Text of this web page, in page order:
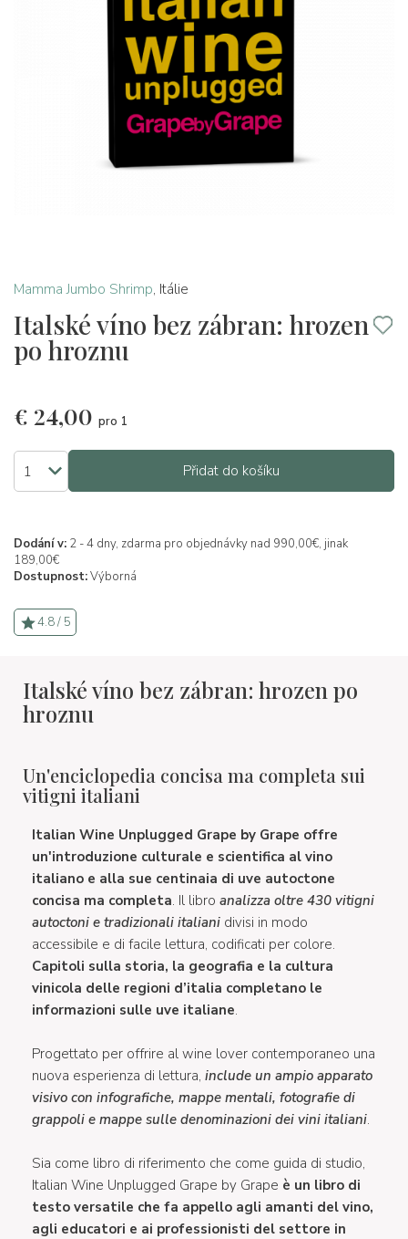
Mamma Jumbo Shrimp, Itálie
Italské víno bez zábran: hrozen
po hroznu
€ 24,00 pro 1
Přidat do košíku
Dodání v: 2 - 4 dny, zdarma pro objednávky nad 990,00€, jinak
189,00€
Dostupnost:Výborná
4.8 / 5
Italské víno bez zábran: hrozen po
hroznu
Un'enciclopedia concisa ma completa sui
vitigni italiani
Italian Wine Unplugged Grape by Grape offre
un'introduzione culturale e scientifica al vino
italiano e alla sue centinaia di uve autoctone
concisa ma completa. Il libro analizza oltre 430 vitigni
autoctoni e tradizionali italiani divisi in modo
accessibile e di facile lettura, codificati per colore.
Capitoli sulla storia, la geografia e la cultura
vinicola delle regioni d’italia completano le
informazioni sulle uve italiane.
Progettato per offrire al wine lover contemporaneo una
nuova esperienza di lettura, include un ampio apparato
visivo con infografiche, mappe mentali, fotografie di
grappoli e mappe sulle denominazioni dei vini italiani.
Sia come libro di riferimento che come guida di studio,
Italian Wine Unplugged Grape by Grape è un libro di
testo versatile che fa appello agli amanti del vino,
agli educatori e ai professionisti del settore in